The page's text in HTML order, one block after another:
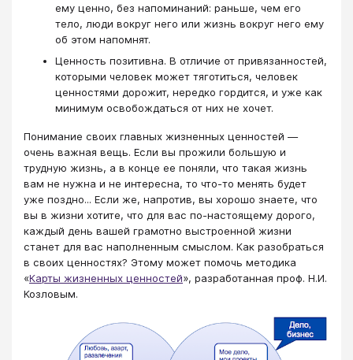
ему ценно, без напоминаний: раньше, чем его
тело, люди вокруг него или жизнь вокруг него ему
об этом напомнят.
Ценность позитивна. В отличие от привязанностей,
которыми человек может тяготиться, человек
ценностями дорожит, нередко гордится, и уже как
минимум освобождаться от них не хочет.
Понимание своих главных жизненных ценностей —
очень важная вещь. Если вы прожили большую и
трудную жизнь, а в конце ее поняли, что такая жизнь
вам не нужна и не интересна, то что-то менять будет
уже поздно... Если же, напротив, вы хорошо знаете, что
вы в жизни хотите, что для вас по-настоящему дорого,
каждый день вашей грамотно выстроенной жизни
станет для вас наполненным смыслом. Как разобраться
в своих ценностях? Этому может помочь методика
«Карты жизненных ценностей», разработанная проф. Н.И.
Козловым.